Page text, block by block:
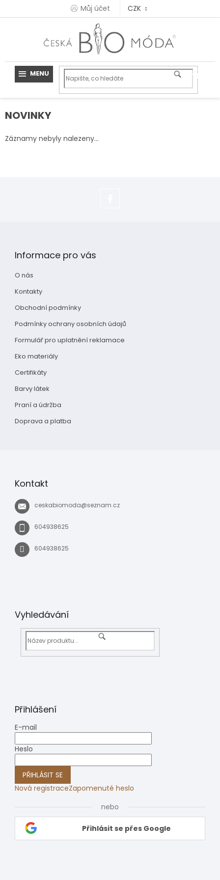
Můj účet CZK
NOVINKY
Záznamy nebyly nalezeny...
Informace pro vás
O nás
Kontakty
Obchodní podmínky
Podmínky ochrany osobních údajů
Formulář pro uplatnění reklamace
Eko materiály
Certifikáty
Barvy látek
Praní a údržba
Doprava a platba
Kontakt
ceskabiomoda@seznam.cz
604938625
604938625
Vyhledávání
Přihlášení
E-mail
Heslo
PŘIHLÁSIT SE
Nová registraceZapomenuté heslo
nebo
Přihlásit se přes Google